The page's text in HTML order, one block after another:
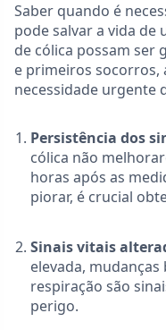
Saber quando é
pode salvar a vida de
de cólica possam ser
e primeiros socorros,
necessidade urgente
Persistência dos
cólica não
horas após as
piorar, é crucial
Sinais vitais
elevada,
respiração são
perigo.